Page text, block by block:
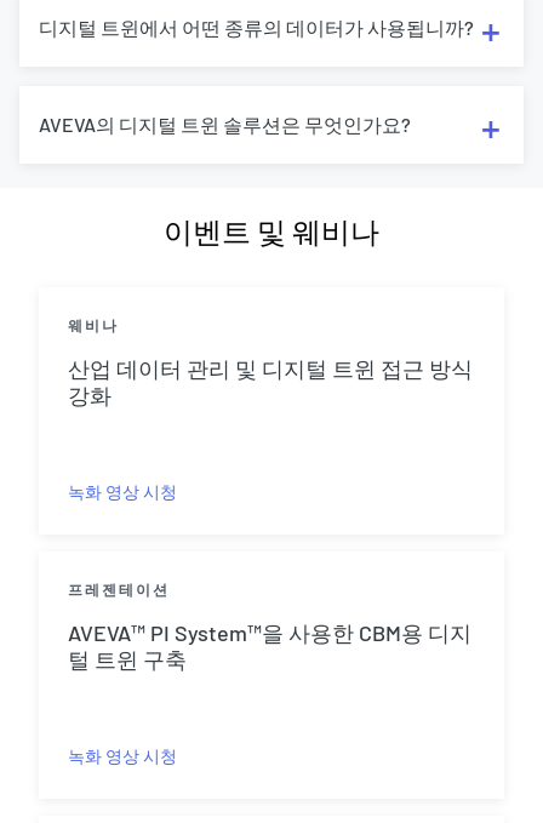
디지털 트윈에서 어떤 종류의 데이터가 사용됩니까?
AVEVA의 디지털 트윈 솔루션은 무엇인가요?
이벤트 및 웨비나
웨비나
산업 데이터 관리 및 디지털 트윈 접근 방식
강화
녹화 영상 시청
프레젠테이션
AVEVA™ PI System™을 사용한 CBM용 디지
털 트윈 구축
녹화 영상 시청